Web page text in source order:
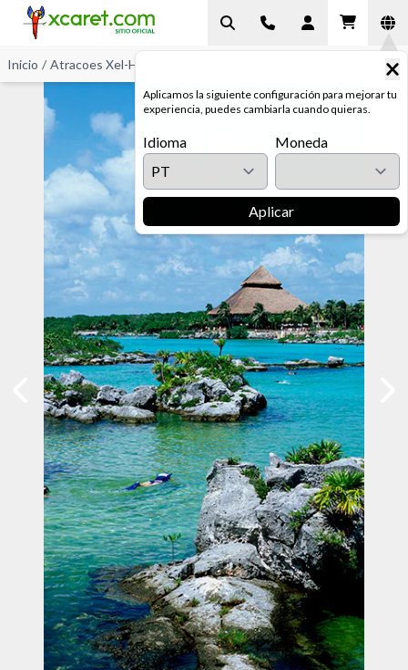
Aplicamos la siguiente configuración para mejorar tu
experiencia, puedes cambiarla cuando quieras.
Idioma Moneda
Aplicar
Inicio / Atracoes Xel-Há